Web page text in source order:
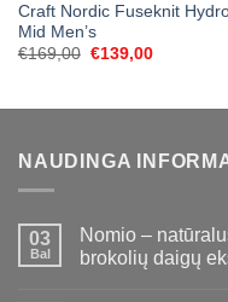
Craft Nordic Fuseknit
Mid Men’s
€169,00 Original
€139,00Current
NAUDINGA
03
Bal
Nomio –
brokolių daigų